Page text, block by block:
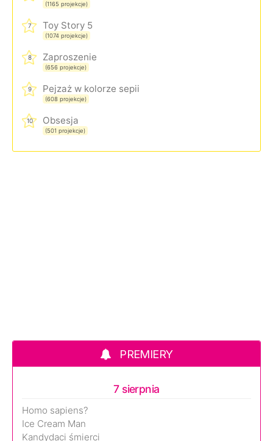
(1165 projekcje)
7 Toy Story 5
(1074 projekcje)
8 Zaproszenie
(656 projekcje)
9 Pejzaż w kolorze sepii
(608 projekcje)
10 Obsesja
(501 projekcje)
PREMIERY
7 sierpnia
Homo sapiens?
Ice Cream Man
Kandydaci śmierci